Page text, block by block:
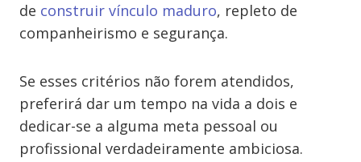
de construir vínculo maduro, repleto de
companheirismo e segurança.
Se esses critérios não forem atendidos,
preferirá dar um tempo na vida a dois e
dedicar-se a alguma meta pessoal ou
profissional verdadeiramente ambiciosa.